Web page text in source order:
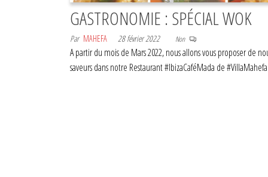
GASTRONOMIE : SPÉCIAL WOK
Par MAHEFA 28 février 2022 Non
A partir du mois de Mars 2022, nous allons vous proposer de
saveurs dans notre Restaurant #IbizaCaféMada de